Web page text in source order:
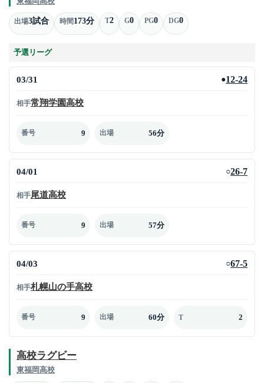
出場3試合 時間173分 T2 G0 PG0 DG0
予選リーグ
03/31 ●12-24
相手常翔学園高校
番号 9 出場 56分
04/01 ○26-7
相手尾道高校
番号 9 出場 57分
04/03 ○67-5
相手札幌山の手高校
番号 9 出場 60分 T 2
高校ラグビー
東福岡高校